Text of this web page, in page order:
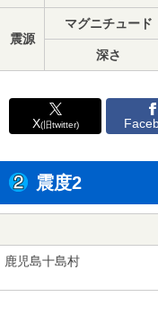
震源
マグニチュード
深さ
X(旧twitter)
震度2
鹿児島十島村